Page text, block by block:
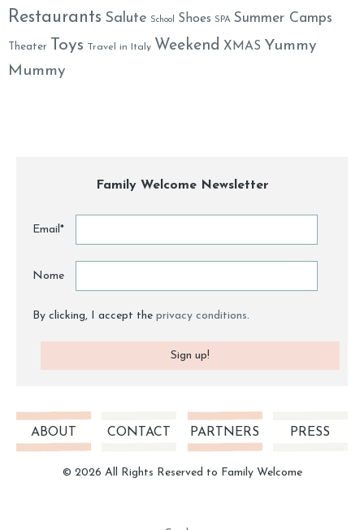
Restaurants Salute School Shoes SPA Summer Camps
Theater Toys Travel in Italy Weekend XMAS Yummy
Mummy
Family Welcome Newsletter
Email*
Nome
By clicking, I accept the privacy conditions.
ABOUT CONTACT PARTNERS PRESS
© 2026 All Rights Reserved to Family Welcome